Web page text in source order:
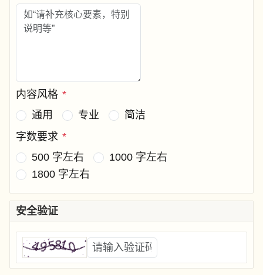
内容风格 *
通用
专业
简洁
字数要求 *
500 字左右
1000 字左右
1800 字左右
安全验证